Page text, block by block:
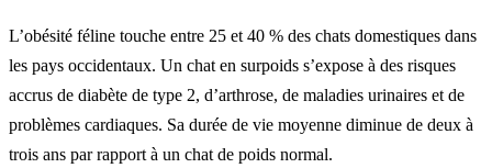
L’obésité féline touche entre 25 et 40 % des chats domestiques dans
les pays occidentaux. Un chat en surpoids s’expose à des risques
accrus de diabète de type 2, d’arthrose, de maladies urinaires et de
problèmes cardiaques. Sa durée de vie moyenne diminue de deux à
trois ans par rapport à un chat de poids normal.